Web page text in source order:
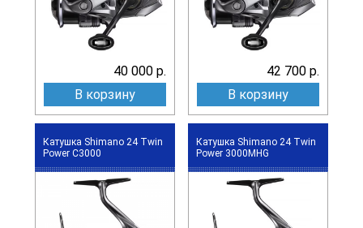
40 000 р.
В корзину
42 700 р.
В корзину
Катушка Shimano 24 Twin
Power C3000
Катушка Shimano 24 Twin
Power 3000MHG